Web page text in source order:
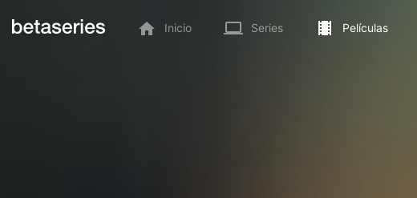
Inicio Series Películas